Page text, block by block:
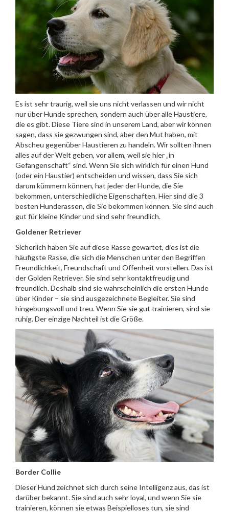
Es ist sehr traurig, weil sie uns nicht verlassen und wir nicht
nur über Hunde sprechen, sondern auch über alle Haustiere,
die es gibt. Diese Tiere sind in unserem Land, aber wir können
sagen, dass sie gezwungen sind, aber den Mut haben, mit
Abscheu gegenüber Haustieren zu handeln. Wir sollten ihnen
alles auf der Welt geben, vor allem, weil sie hier „in
Gefangenschaft“ sind. Wenn Sie sich wirklich für einen Hund
(oder ein Haustier) entscheiden und wissen, dass Sie sich
darum kümmern können, hat jeder der Hunde, die Sie
bekommen, unterschiedliche Eigenschaften. Hier sind die 3
besten Hunderassen, die Sie bekommen können. Sie sind auch
gut für kleine Kinder und sind sehr freundlich.
Goldener Retriever
Sicherlich haben Sie auf diese Rasse gewartet, dies ist die
häufigste Rasse, die sich die Menschen unter den Begriffen
Freundlichkeit, Freundschaft und Offenheit vorstellen. Das ist
der Golden Retriever. Sie sind sehr kontaktfreudig und
freundlich. Deshalb sind sie wahrscheinlich die ersten Hunde
über Kinder – sie sind ausgezeichnete Begleiter. Sie sind
hingebungsvoll und treu. Wenn Sie sie gut trainieren, sind sie
ruhig. Der einzige Nachteil ist die Größe.
Border Collie
Dieser Hund zeichnet sich durch seine Intelligenz aus, das ist
darüber bekannt. Sie sind auch sehr loyal, und wenn Sie sie
trainieren, können sie etwas Beispielloses tun, sie sind